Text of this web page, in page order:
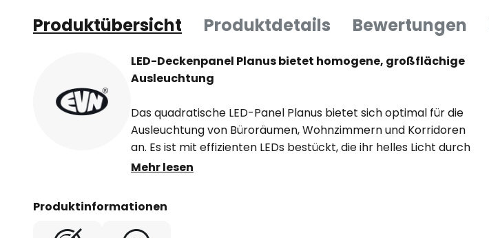
Produktübersicht Produktdetails Bewertungen
LED-Deckenpanel Planus bietet homogene, großflächige
Ausleuchtung
Das quadratische LED-Panel Planus bietet sich optimal für die
Ausleuchtung von Büroräumen, Wohnzimmern und Korridoren
an. Es ist mit effizienten LEDs bestückt, die ihr helles Licht durch
den opalweißen Kunststoff-Diffusor blendfrei abgeben und die
und symmetrisch. Auch für die Wandbefestigung geeignet.
Mehr lesen
Produktinformationen